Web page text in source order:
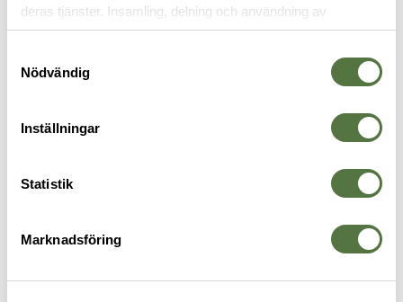
deras tjänster. Insamling, delning och användning av
personuppgifter kan användas för personalisering av
Nödvändig
Inställningar
Statistik
Marknadsföring
CAMELBAK
-30%